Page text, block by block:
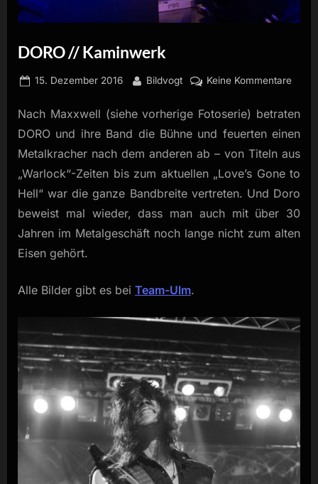
DORO // Kaminwerk
Posted
15. Dezember 2016 By
Bildvogt Keine Kommentarezu
//
Nach Maxxwell (siehe vorherige Fotoserie) betraten
DORO und ihre Band die Bühne und feuerten einen
Metalkracher nach dem anderen ab – von Titeln aus
„Warlock“-Zeiten bis zum aktuellen „Love’s Gone to
Hell“ war die ganze Bandbreite vertreten. Und Doro
beweist mal wieder, dass man auch mit über 30
Jahren im Metalgeschäft noch lange nicht zum alten
Eisen gehört.
Alle Bilder gibt es bei Team-Ulm.